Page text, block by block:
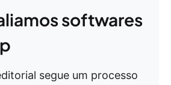
softwares
segue um processo